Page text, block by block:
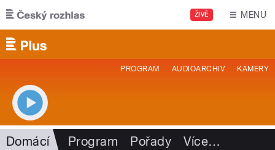
Přejít k hlavnímu obsahu
ŽIVĚ MENU
PROGRAM AUDIOARCHIV KAMERY
Domácí Program Pořady Více…